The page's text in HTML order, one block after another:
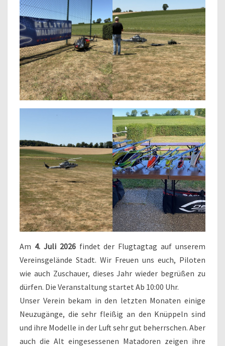
Am 4. Juli 2026findet der Flugtagtag auf unserem
Vereinsgelände Stadt. Wir Freuen uns euch, Piloten
wie auch Zuschauer, dieses Jahr wieder begrüßen zu
dürfen. Die Veranstaltung startet Ab 10:00 Uhr.
Unser Verein bekam in den letzten Monaten einige
Neuzugänge, die sehr fleißig an den Knüppeln sind
und ihre Modelle in der Luft sehr gut beherrschen. Aber
auch die Alt eingesessenen Matadoren zeigen ihre